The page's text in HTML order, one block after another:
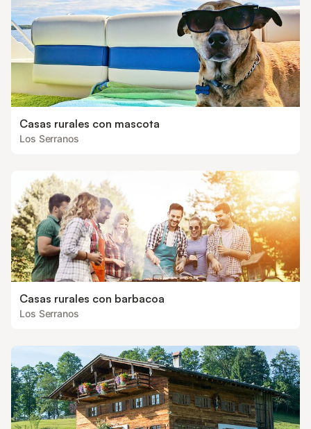
Casas rurales con mascota
Los Serranos
Casas rurales con barbacoa
Los Serranos